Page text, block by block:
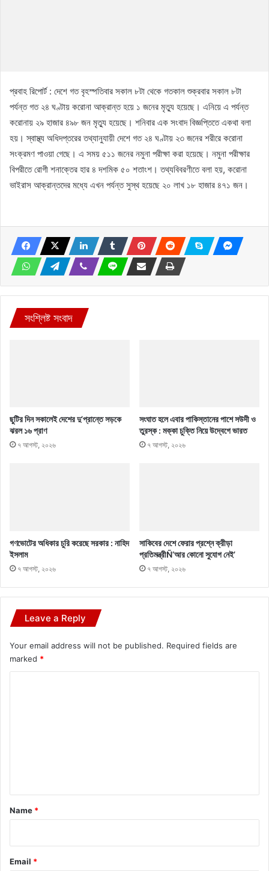
প্রবাহ রিপোর্ট : দেশে গত বৃহস্পতিবার সকাল ৮টা থেকে গতকাল শুক্রবার সকাল ৮টা
পর্যন্ত গত ২৪ ঘণ্টায় করোনা আক্রান্ত হয়ে ১ জনের মৃত্যু হয়েছে। এনিয়ে এ পর্যন্ত
করোনায় ২৯ হাজার ৪৯৮ জন মৃত্যু হয়েছে। শনিবার এক সংবাদ বিজ্ঞপ্তিতে একথা বলা
হয়। স্বাস্থ্য অধিদপ্তরের তথ্যানুযায়ী দেশে গত ২৪ ঘণ্টায় ২৩ জনের শরীরে করোনা
সংক্রমণ পাওয়া গেছে। এ সময় ৫১১ জনের নমুনা পরীক্ষা করা হয়েছে। নমুনা পরীক্ষার
বিপরীতে রোগী শনাক্তের হার ৪ দশমিক ৫০ শতাংশ। তথ্যবিবরণীতে বলা হয়, করোনা
ভাইরাস আক্রান্তদের মধ্যে এখন পর্যন্ত সুস্থ হয়েছে ২০ লাখ ১৮ হাজার ৪৭১ জন।
সংশ্লিষ্ট সংবাদ
ছুটির দিন সকালেই দেশের দু’প্রান্তে সড়কে
ঝরল ১৬ প্রাণ
৭ আগস্ট, ২০২৬
সংঘাত হলে এবার পাকিস্তানের পাশে সউদী ও
তুরস্ক : মক্কা চুক্তি নিয়ে উদ্বেগে ভারত
৭ আগস্ট, ২০২৬
গণভোটের অধিকার চুরি করেছে সরকার : নাহিদ
ইসলাম
৭ আগস্ট, ২০২৬
সাকিবের দেশে ফেরার প্রশ্নে ক্রীড়া
প্রতিমন্ত্রীÑ‘আর কোনো সুযোগ নেই’
৭ আগস্ট, ২০২৬
Leave a Reply
Your email address will not be published. Required fields are
marked *
*
Name *
Email *